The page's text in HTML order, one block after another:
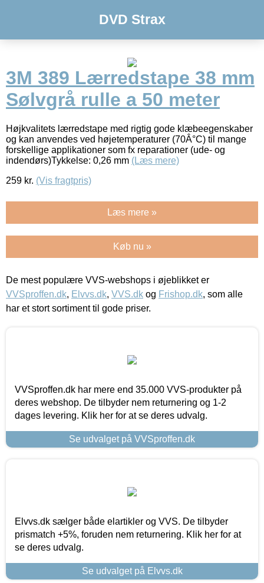
DVD Strax
3M 389 Lærredstape 38 mm
Sølvgrå rulle a 50 meter
Højkvalitets lærredstape med rigtig gode klæbeegenskaber
og kan anvendes ved højetemperaturer (70Â°C) til mange
forskellige applikationer som fx reparationer (ude- og
indendørs)Tykkelse: 0,26 mm (Læs mere)
259 kr. (Vis fragtpris)
Læs mere »
Køb nu »
De mest populære VVS-webshops i øjeblikket er
VVSproffen.dk, Elvvs.dk, VVS.dk og Frishop.dk, som alle
har et stort sortiment til gode priser.
VVSproffen.dk har mere end 35.000 VVS-produkter på
deres webshop. De tilbyder nem returnering og 1-2
dages levering. Klik her for at se deres udvalg.
Se udvalget på VVSproffen.dk
Elvvs.dk sælger både elartikler og VVS. De tilbyder
prismatch +5%, foruden nem returnering. Klik her for at
se deres udvalg.
Se udvalget på Elvvs.dk